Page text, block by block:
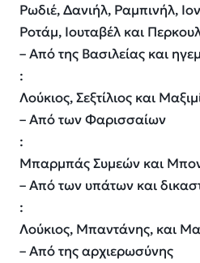
Ρωδιέ, Δανιήλ, Ραμπινήλ,
Ροτάμ, Ιουταβέλ και
– Από της Βασιλείας και
:
Λούκιος, Σεξτίλιος και
– Από των Φαρισσαίων
:
Μπαρμπάς Συμεών και
– Από των υπάτων και
:
Λούκιος, Μπαντάνης, και
– Από της αρχιερωσύνης